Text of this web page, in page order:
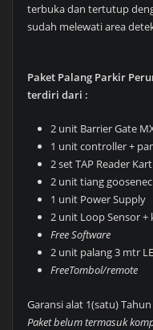
terbuka dan tertutup
sudah melewati area
Paket Palang Parkir
terdiri dari :
2 unit Barrier Gate
1 unit controller +
2 set TAP Reader
2 unit tiang
1 unit Power Supply
2 unit Loop Sensor
Free Software
2 unit palang 3 mtr
FreeTombol/remote
Garansi alat 1(satu) Tahun
Paket belum termasuk